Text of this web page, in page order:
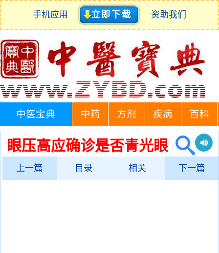
手机应用 立即下载 资助我们
中医宝典 中药 方剂 疾病 百科
眼压高应确诊是否青光眼
上一篇 目录 相关 下一篇